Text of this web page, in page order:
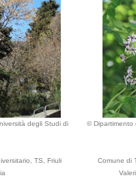
degli Studi di
TS, Friuli
© Dipartimento
Comune di